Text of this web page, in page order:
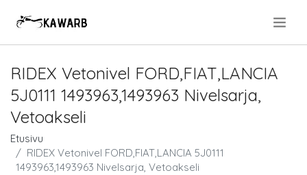
RIDEX Vetonivel FORD,FIAT,LANCIA
5J0111 1493963,1493963 Nivelsarja,
Vetoakseli
Etusivu
RIDEX Vetonivel FORD,FIAT,LANCIA 5J0111
1493963,1493963 Nivelsarja, Vetoakseli